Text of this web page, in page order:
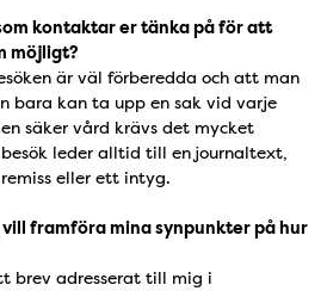
kontaktar er tänka på för att
möjligt?
är väl förberedda och att man
bara kan ta upp en sak vid varje
säker vård krävs det mycket
leder alltid till en journaltext,
eller ett intyg.
vill framföra mina synpunkter på hur
brev adresserat till mig i